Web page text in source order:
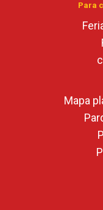
Para
Mapa